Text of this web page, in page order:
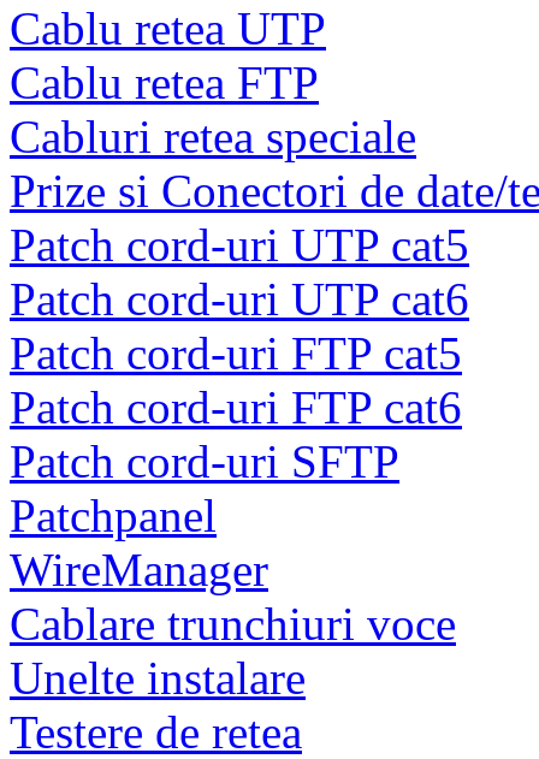
Cablu retea UTP
Cablu retea FTP
Cabluri retea speciale
Prize si Conectori de date/
Patch cord-uri UTP cat5
Patch cord-uri UTP cat6
Patch cord-uri FTP cat5
Patch cord-uri FTP cat6
Patch cord-uri SFTP
Patchpanel
WireManager
Cablare trunchiuri voce
Unelte instalare
Testere de retea